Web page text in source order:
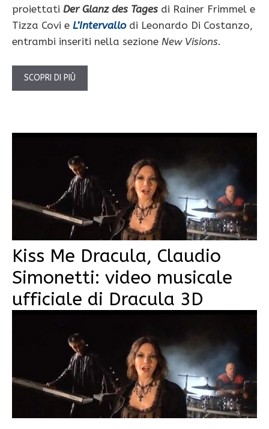
proiettati Der Glanz des Tages di Rainer Frimmel e
Tizza Covi e L’Intervallodi Leonardo Di Costanzo,
entrambi inseriti nella sezione New Visions.
SCOPRI DI PIÙ
Kiss Me Dracula, Claudio
Simonetti: video musicale
ufficiale di Dracula 3D